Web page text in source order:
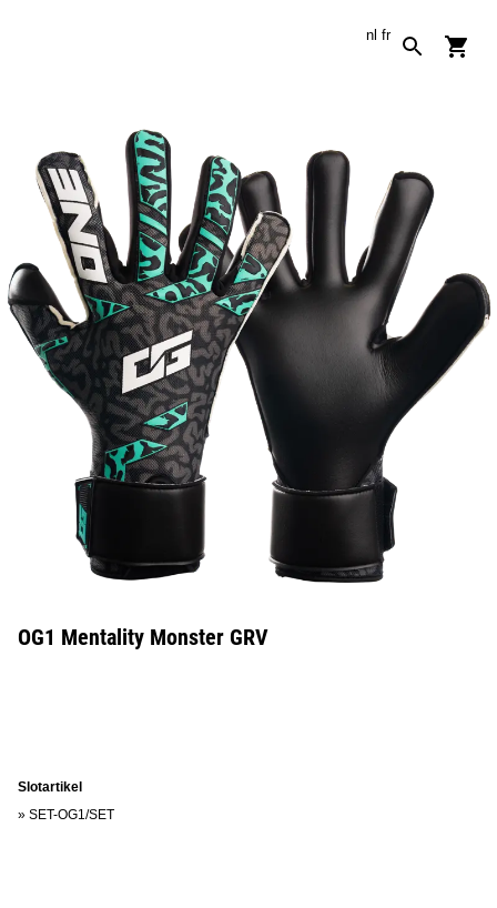
nl fr
OG1 Mentality Monster GRV
Slotartikel
» SET-OG1/SET